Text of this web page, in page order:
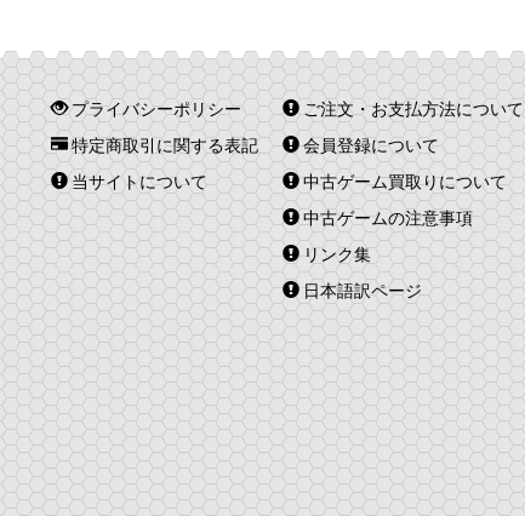
プライバシーポリシー
特定商取引に関する表記
当サイトについて
ご注文・お支払方法について
会員登録について
中古ゲーム買取りについて
中古ゲームの注意事項
リンク集
日本語訳ページ